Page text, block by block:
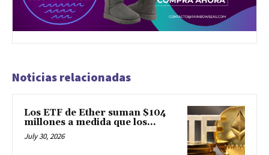
Noticias relacionadas
Los ETF de Ether suman $104
millones a medida que los...
July 30, 2026